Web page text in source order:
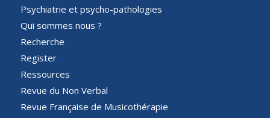
Psychiatrie et psycho-pathologies
Qui sommes nous ?
Recherche
Register
Ressources
Revue du Non Verbal
Revue Française de Musicothérapie